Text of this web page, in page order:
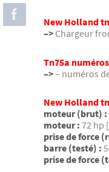
New Holland
–> Chargeur
Tn75a
–>– numéros
New Holland
moteur (brut) :
moteur : 72 hp
prise de force
barre (testé) :
prise de force